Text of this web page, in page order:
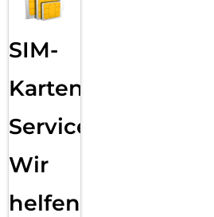
SIM-
Karten
Service:
Wir
helfen